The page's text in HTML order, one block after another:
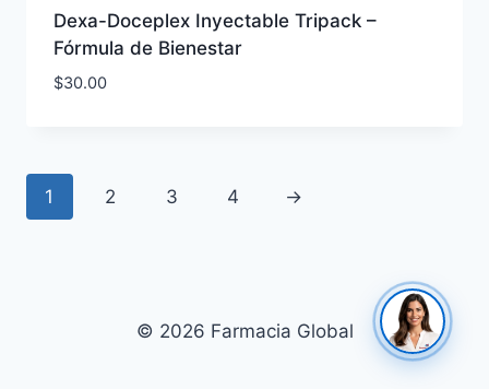
Dexa-Doceplex Inyectable Tripack –
Fórmula de Bienestar
$30.00
1 2 3 4 →
© 2026 Farmacia Global